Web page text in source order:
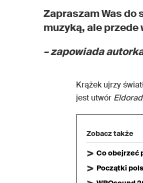
Zapraszam Was do
muzyką, ale
– zapowiada
Krążek ujrzy
jest utwór
Zobacz także
Co obejrzeć
Początki